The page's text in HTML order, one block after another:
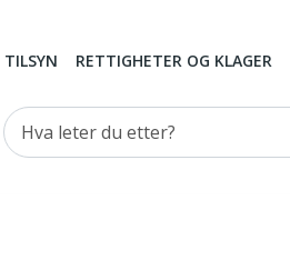
TILSYN RETTIGHETER OG KLAGER
Hva leter du etter?